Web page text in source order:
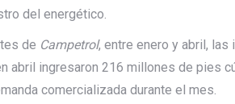
del energético.
de Campetrol, entre enero y abril,
abril ingresaron 216 millones de pies
comercializada durante el mes.